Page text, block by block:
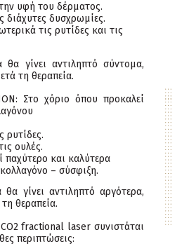
υφή του δέρματος.
διάχυτες δυσχρωμίες.
τις ρυτίδες και τις
θα γίνει αντιληπτό σύντομα,
τη θεραπεία.
Στο χόριο όπου προκαλεί
ρυτίδες.
ουλές.
παχύτερο και καλύτερα
– σύσφιξη.
θα γίνει αντιληπτό αργότερα,
θεραπεία.
fractional laser συνιστάται
περιπτώσεις: